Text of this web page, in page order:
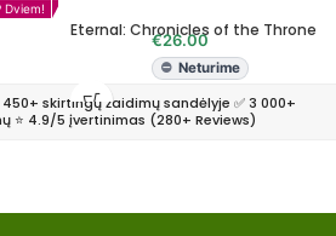
Dviem!
Eternal: Chronicles of the Throne
€26.00
Neturime
skirtingų žaidimų sandėlyje ✅ 3 000+
⭐ 4.9/5 įvertinimas (280+ Reviews)